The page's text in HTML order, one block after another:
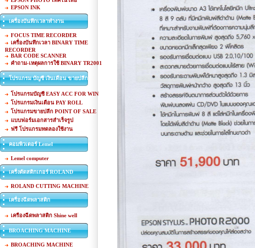
EPSON INK
เครื่องบันทึกเวลาทำงาน
FOCUS TIME RECORDER
เครื่องบันทึกเวลา BINARY TIME
RECORDER
BAR CODE SCANNER
คำถาม-เหตุผลการใช้ BINARY TR2001
โปรแกรม บัญชี เงินเดือน ขายปลีก
โปรแกรมบัญชี EASY ACC FOR WIN
โปรแกรมเงินเดือน PAY ROLL
โปรแกรมขายปลีก POINT OF SALE
แบบฟอร์มเอกสารสำเร็จรูป
ฟรี โปรแกรมทดลองใช้งาน
คอมพิวเตอร์ Lemel
Lemel computer
เครื่งตัดสติกเกอร์ ROLAND
ROLAND CUTTING MACHINE
เครื่องฉีดพลาสติก
เครืองฉีดพลาสติก Shine well
BROACHING MACHINE
BROACHING MACHINE